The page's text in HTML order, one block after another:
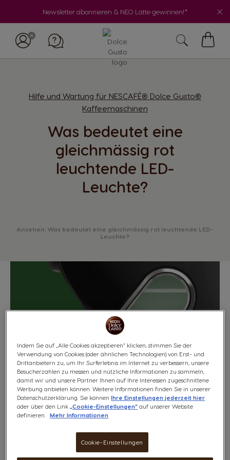
Newsletter abonnieren & NEO Latte gewinnen!*
Hilfe und Wartung für NESCAFÉ® Dolce Gusto®
Kaffeemaschinen
Was bedeutet eine
gleichmässig rot
leuchtende LED-
Leuchte?
Ansehen: Was bedeutet eine gleichmässig rot leuchtende LED-
Leuchte?
gleichmässig rot leuchtet, liegt wahrscheinlich ein
technisches Problem vor.
Indem Sie auf „Alle Cookies akzeptieren“ klicken, stimmen Sie der
Verwendung von Cookies (oder ähnlichen Technologien) von Erst- und
Drittanbietern zu, um Ihr Surferlebnis im Internet zu verbessern, unsere
Besucherzahlen zu messen und nützliche Informationen zu sammeln,
damit wir und unsere Partner Ihnen auf Ihre Interessen zugeschnittene
Werbung anbieten können. Weitere Informationen finden Sie in unserer
Datenschutzerklärung. Sie könnenIhre Einstellungen jederzeit hier
oder über den Link „Cookie-Einstellungen“ auf unserer Website
definieren.
Mehr Informationen
Cookie-Einstellungen